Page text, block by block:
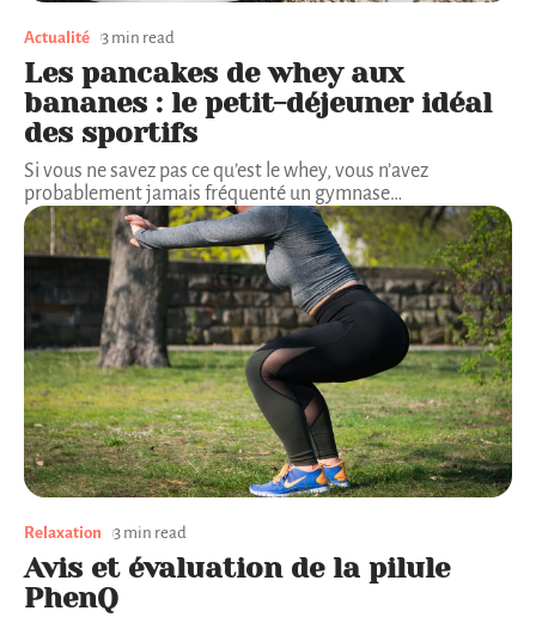
Actualité 3 min read
Les pancakes de whey aux
bananes : le petit-déjeuner idéal
des sportifs
Si vous ne savez pas ce qu’est le whey, vous n’avez
probablement jamais fréquenté un gymnase…
Relaxation 3 min read
Avis et évaluation de la pilule
PhenQ